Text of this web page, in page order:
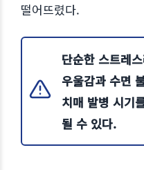
떨어뜨렸다.
단순한 스트레
우울감과 수면
치매 발병 시기
될 수 있다.